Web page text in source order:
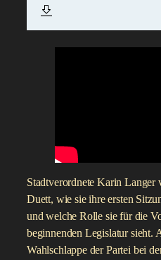
Stadtverordnete Karin
Duett, wie sie ihre ersten
und welche Rolle sie für die
beginnenden Legislatur sieht.
Wahlschlappe der Partei bei